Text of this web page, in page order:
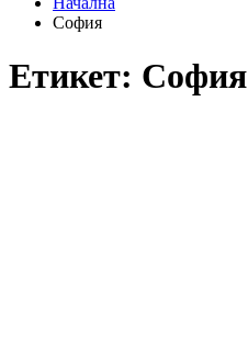
София
Етикет: София